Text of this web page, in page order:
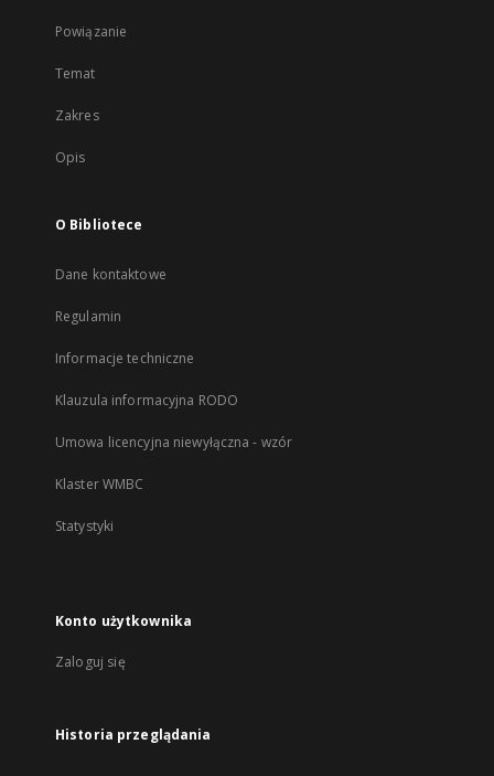
Powiązanie
Temat
Zakres
Opis
O Bibliotece
Dane kontaktowe
Regulamin
Informacje techniczne
Klauzula informacyjna RODO
Umowa licencyjna niewyłączna - wzór
Klaster WMBC
Statystyki
Konto użytkownika
Zaloguj się
Historia przeglądania